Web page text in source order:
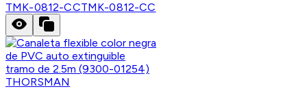
TMK-0812-CCTMK-0812-CC
THORSMAN